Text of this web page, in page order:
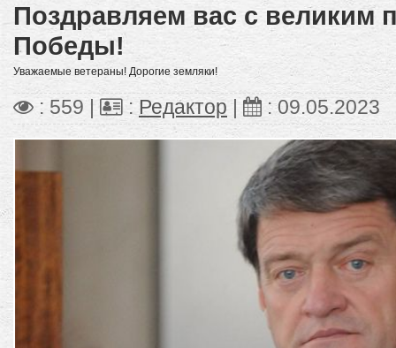
Поздравляем вас с великим
Победы!
Уважаемые ветераны! Дорогие земляки!
: 559 | : Редактор :09.05.2023